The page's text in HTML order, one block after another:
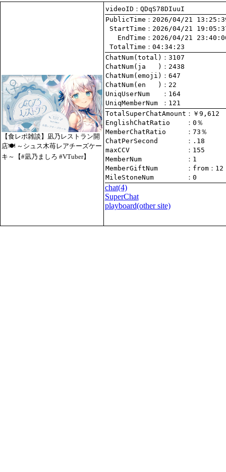
【食レポ雑談】凪乃レストラン開
店🍽 ～シュス木苺レアチーズケー
キ～【#凪乃ましろ #VTuber】
videoID：QDqS78DIuuI
PublicTime
StartTime
   EndTime
TotalTime ：04:34:23
ChatNum(total)
ChatNum(ja   )
ChatNum(emoji)
ChatNum(en   )
UniqUserNum
：164
UniqMemberNum
：121
TotalSuperChatAmount
EnglishChatRatio
MemberChatRatio
ChatPerSecond
maxCCV
：155
MemberNum
：1
MemberGiftNum
： from ：12
MileStoneNum
：0
chat(4)
SuperChat
playboard(other site)